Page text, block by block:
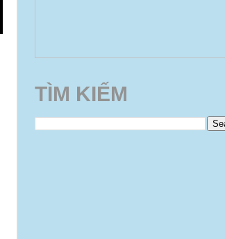
TÌM KIẾM